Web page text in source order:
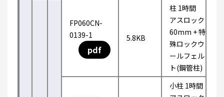
FP060CN-
0139-1
pdf
5.8KB
柱 1時間
アスロック
60mm + 特
殊ロックウ
ールフェル
ト(鋼管柱)
小柱 1時間